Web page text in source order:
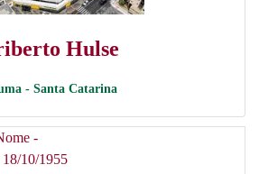
Hulse
- Santa Catarina
-
10/1955